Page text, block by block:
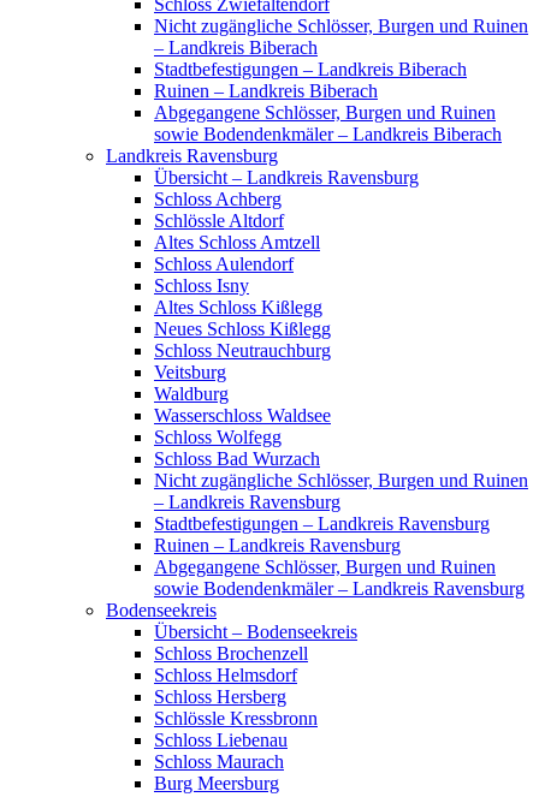
Schloss Zwiefaltendorf
Nicht zugängliche Schlösser, Burgen und Ruinen
– Landkreis Biberach
Stadtbefestigungen – Landkreis Biberach
Ruinen – Landkreis Biberach
Abgegangene Schlösser, Burgen und Ruinen
sowie Bodendenkmäler – Landkreis Biberach
Landkreis Ravensburg
Übersicht – Landkreis Ravensburg
Schloss Achberg
Schlössle Altdorf
Altes Schloss Amtzell
Schloss Aulendorf
Schloss Isny
Altes Schloss Kißlegg
Neues Schloss Kißlegg
Schloss Neutrauchburg
Veitsburg
Waldburg
Wasserschloss Waldsee
Schloss Wolfegg
Schloss Bad Wurzach
Nicht zugängliche Schlösser, Burgen und Ruinen
– Landkreis Ravensburg
Stadtbefestigungen – Landkreis Ravensburg
Ruinen – Landkreis Ravensburg
Abgegangene Schlösser, Burgen und Ruinen
sowie Bodendenkmäler – Landkreis Ravensburg
Bodenseekreis
Übersicht – Bodenseekreis
Schloss Brochenzell
Schloss Helmsdorf
Schloss Hersberg
Schlössle Kressbronn
Schloss Liebenau
Schloss Maurach
Burg Meersburg